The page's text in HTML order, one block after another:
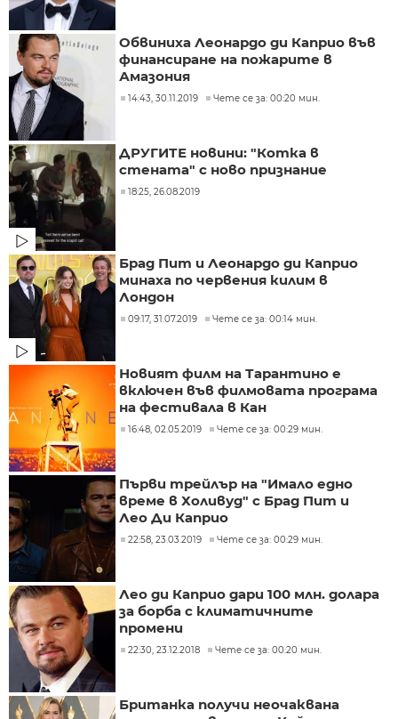
Обвиниха Леонардо ди Каприо във
финансиране на пожарите в
Амазония
14:43, 30.11.2019 Чете се за: 00:20 мин.
ДРУГИТЕ новини: "Котка в
стената" с ново признание
18:25, 26.08.2019
Брад Пит и Леонардо ди Каприо
минаха по червения килим в
Лондон
09:17, 31.07.2019 Чете се за: 00:14 мин.
Новият филм на Тарантино е
включен във филмовата програма
на фестивала в Кан
16:48, 02.05.2019 Чете се за: 00:29 мин.
Първи трейлър на "Имало едно
време в Холивуд" с Брад Пит и
Лео Ди Каприо
22:58, 23.03.2019 Чете се за: 00:29 мин.
Лео ди Каприо дари 100 млн. долара
за борба с климатичните
промени
22:30, 23.12.2018 Чете се за: 00:20 мин.
Британка получи неочаквана